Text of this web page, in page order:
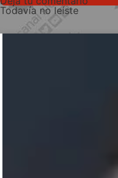
Todavía no leíste